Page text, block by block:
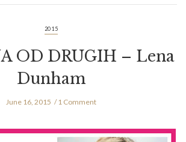
2015
OD DRUGIH – Lena
Dunham
June 16, 2015 1 Comment